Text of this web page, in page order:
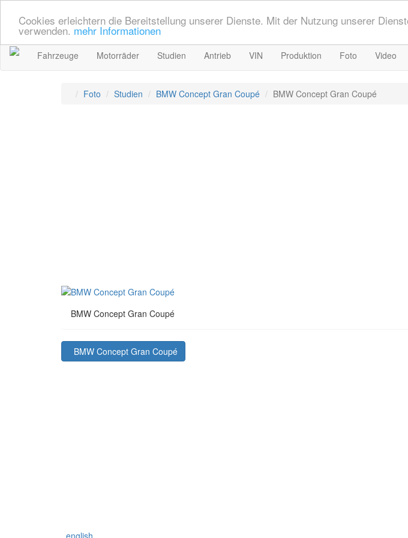
Cookies erleichtern die Bereitstellung unserer Dienste. Mit der Nutzung unserer
verwenden. mehr Informationen
Fahrzeuge Motorräder Studien Antrieb VIN Produktion Foto Video
Foto Studien BMW Concept Gran Coupé BMW Concept Gran Coupé
BMW Concept Gran Coupé
BMW Concept Gran Coupé